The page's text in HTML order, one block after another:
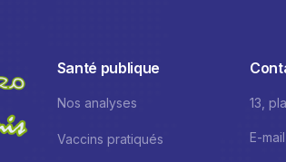
Santé publique
Nos analyses
Vaccins pratiqués
13,
E-